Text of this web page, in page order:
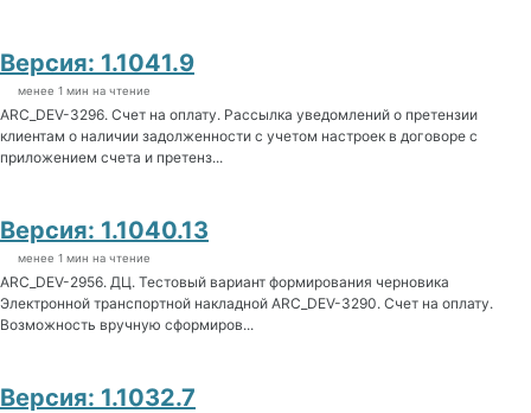
Версия: 1.1041.9
менее 1 мин на чтение
ARC_DEV-3296. Счет на оплату. Рассылка уведомлений о претензии
клиентам о наличии задолженности с учетом настроек в договоре с
приложением счета и претенз...
Версия: 1.1040.13
менее 1 мин на чтение
ARC_DEV-2956. ДЦ. Тестовый вариант формирования черновика
Электронной транспортной накладной ARC_DEV-3290. Счет на оплату.
Возможность вручную сформиров...
Версия: 1.1032.7